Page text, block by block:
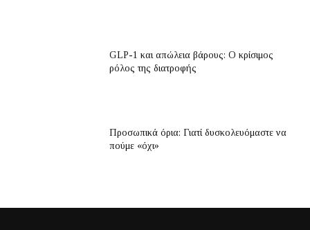
GLP-1 και απώλεια βάρους: Ο κρίσιμος
ρόλος της διατροφής
Προσωπικά όρια: Γιατί δυσκολευόμαστε να
πούμε «όχι»